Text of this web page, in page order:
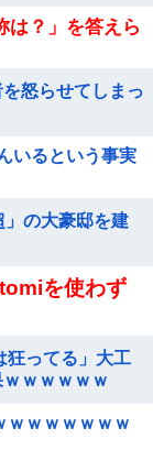
は？」を答えら
怒らせてしまっ
いるという事実
」の大豪邸を建
を使わず
狂ってる」大工
ｗｗｗｗｗ
ｗｗｗｗｗｗｗ